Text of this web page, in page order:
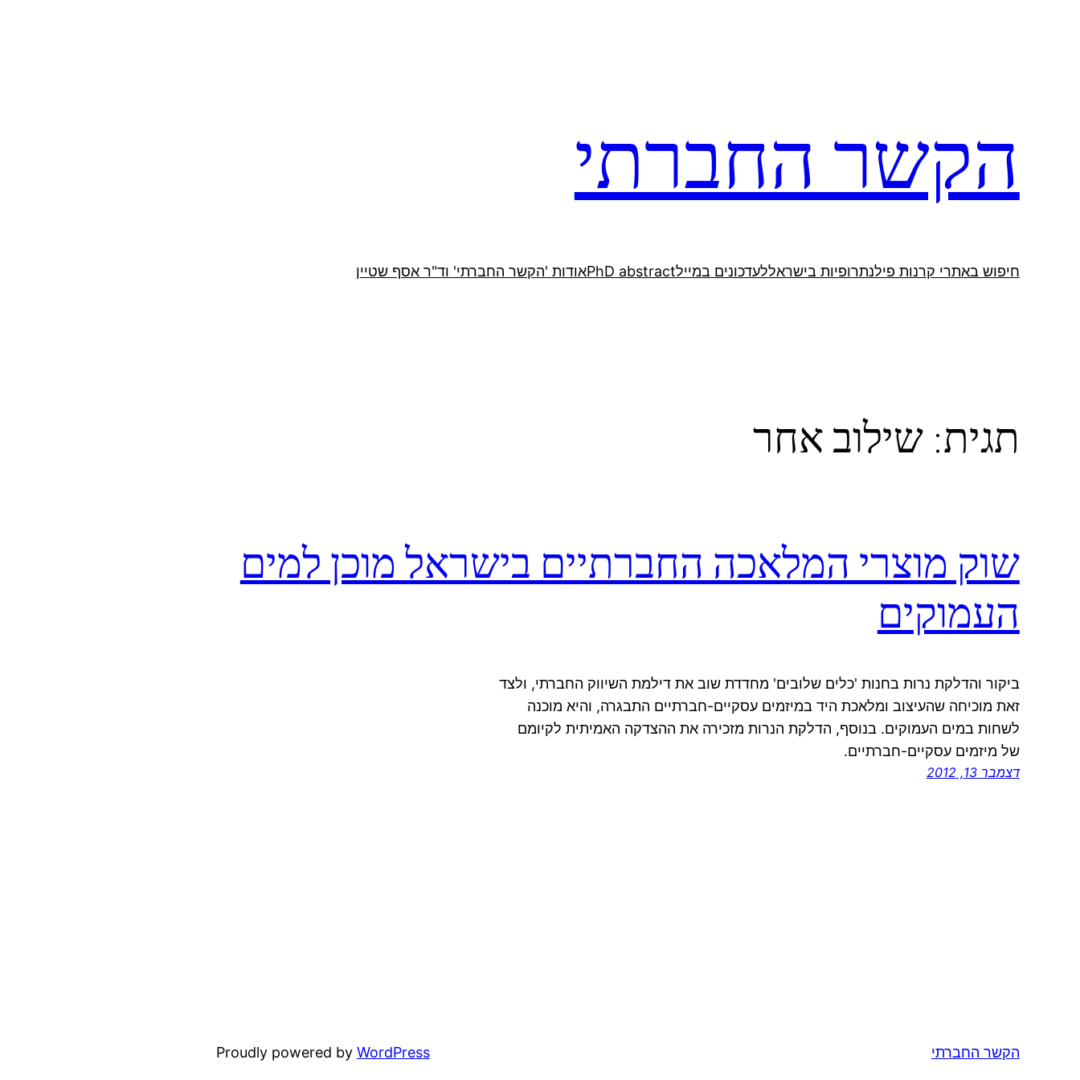
הקשר החברתי
חיפוש באתרי קרנות פילנתרופיות בישראללעדכונים במיילPhD abstractאודות 'הקשר החברתי' וד"ר אסף שטיין
תגית:שילוב אחר
שוק מוצרי המלאכה החברתיים בישראל מוכן למים
העמוקים
ביקור והדלקת נרות בחנות 'כלים שלובים' מחדדת שוב את דילמת השיווק החברתי, ולצד
זאת מוכיחה שהעיצוב ומלאכת היד במיזמים עסקיים-חברתיים התבגרה, והיא מוכנה
לשחות במים העמוקים. בנוסף, הדלקת הנרות מזכירה את ההצדקה האמיתית לקיומם
של מיזמים עסקיים-חברתיים.
דצמבר 13, 2012
הקשר החברתי Proudly powered by WordPress